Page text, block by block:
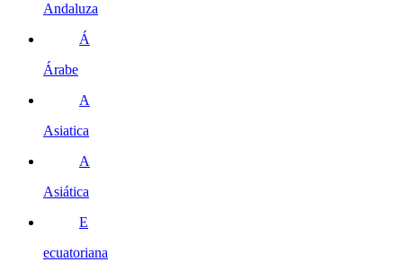
Andaluza
Á
Árabe
A
Asiatica
A
Asiática
E
ecuatoriana